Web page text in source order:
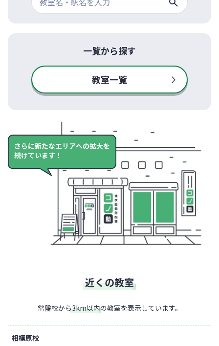
一覧から探す
教室一覧
さらに新たなエリアへの拡大を
続けています！
近くの教室
常盤校から3km以内の教室を表示しています。
相模原校